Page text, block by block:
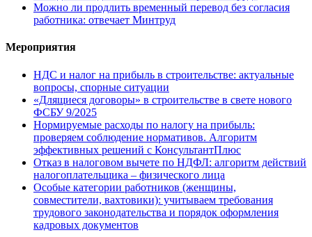
Можно ли продлить временный перевод без согласия
работника: отвечает Минтруд
Мероприятия
НДС и налог на прибыль в строительстве: актуальные
вопросы, спорные ситуации
«Длящиеся договоры» в строительстве в свете нового
ФСБУ 9/2025
Нормируемые расходы по налогу на прибыль:
проверяем соблюдение нормативов. Алгоритм
эффективных решений с КонсультантПлюс
Отказ в налоговом вычете по НДФЛ: алгоритм действий
налогоплательщика – физического лица
Особые категории работников (женщины,
совместители, вахтовики): учитываем требования
трудового законодательства и порядок оформления
кадровых документов